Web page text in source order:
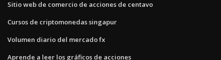
Sitio web de comercio de acciones de centavo
Cursos de criptomonedas singapur
Volumen diario del mercado fx
Aprende a leer los gráficos de acciones